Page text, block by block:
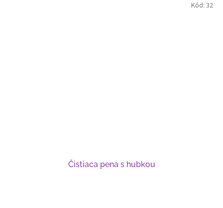
Čistiaca pena s hubkou
Kód: 32